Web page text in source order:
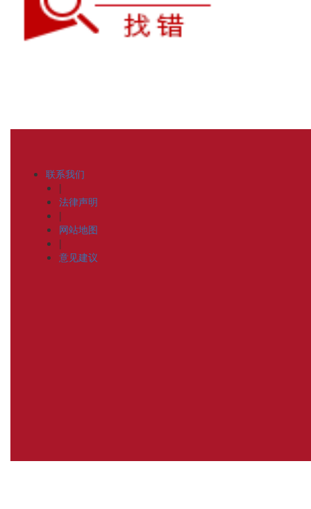
联系我们
|
法律声明
|
网站地图
|
意见建议